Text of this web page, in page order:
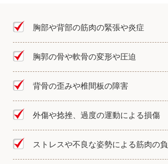
胸部や背部の筋肉の緊張や炎症
胸郭の骨や軟骨の変形や圧迫
背骨の歪みや椎間板の障害
外傷や捻挫、過度の運動による損傷
ストレスや不良な姿勢による筋肉の